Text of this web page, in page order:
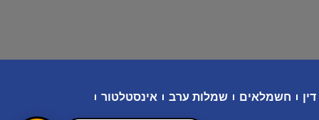
חשמלאים שמלות ערב אינסטלטור